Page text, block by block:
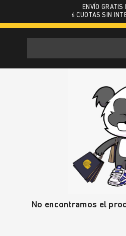
ENVÍO
6 CUOTAS SIN
No encontramos el